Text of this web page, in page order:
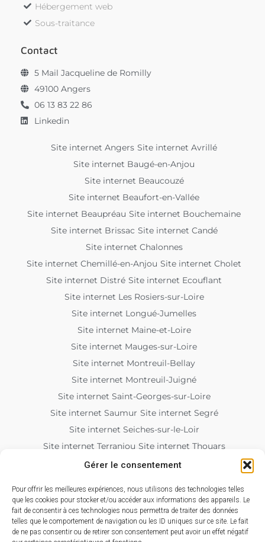
Gérer le consentement
Pour offrir les meilleures expériences, nous utilisons des technologies telles
que les cookies pour stocker et/ou accéder aux informations des appareils. Le
fait de consentir à ces technologies nous permettra de traiter des données
telles que le comportement de navigation ou les ID uniques sur ce site. Le fait
de ne pas consentir ou de retirer son consentement peut avoir un effet négatif
Hébergement web
Sous-traitance
Contact
5 Mail Jacqueline de Romilly
49100 Angers
06 13 83 22 86
Linkedin
Site internet Angers Site internet Avrillé
Site internet Baugé-en-Anjou
Site internet Beaucouzé
Site internet Beaufort-en-Vallée
Site internet Beaupréau Site internet Bouchemaine
Site internet Brissac Site internet Candé
Site internet Chalonnes
Site internet Chemillé-en-Anjou Site internet Cholet
Site internet Distré Site internet Ecouflant
Site internet Les Rosiers-sur-Loire
Site internet Longué-Jumelles
Site internet Maine-et-Loire
Site internet Mauges-sur-Loire
Site internet Montreuil-Bellay
Site internet Montreuil-Juigné
Site internet Saint-Georges-sur-Loire
Site internet Saumur Site internet Segré
Site internet Seiches-sur-le-Loir
Site internet Terranjou Site internet Thouars
Site internet Tiercé Site internet Trélazé
Site internet Vihiers Site internet Vivy
Site internet pour associations
Site internet pour artisan